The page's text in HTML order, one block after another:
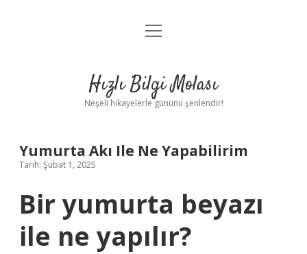
Anasayfa
Yasal Uyarı
menüyü
Hızlı Bilgi Molası
Neşeli hikayelerle gününü şenlendir!
Yumurta Akı Ile Ne Yapabilirim
Tarih: Şubat 1, 2025
Bir yumurta beyazı
ile ne yapılır?